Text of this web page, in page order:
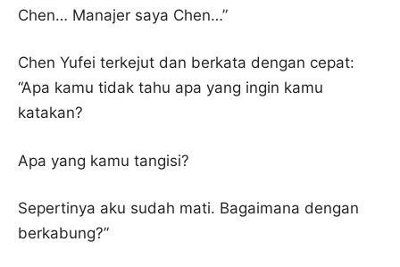
Chen… Manajer saya Chen…”
Chen Yufei terkejut dan berkata dengan cepat:
“Apa kamu tidak tahu apa yang ingin kamu
katakan?
Apa yang kamu tangisi?
Sepertinya aku sudah mati. Bagaimana dengan
berkabung?”